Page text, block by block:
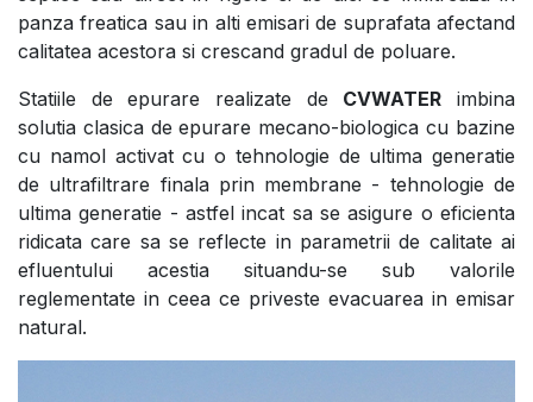
panza freatica sau in alti emisari de suprafata afectand
calitatea acestora si crescand gradul de poluare.
Statiile de epurare realizate de CVWATER imbina
solutia clasica de epurare mecano-biologica cu bazine
cu namol activat cu o tehnologie de ultima generatie
de ultrafiltrare finala prin membrane - tehnologie de
ultima generatie - astfel incat sa se asigure o eficienta
ridicata care sa se reflecte in parametrii de calitate ai
efluentului acestia situandu-se sub valorile
reglementate in ceea ce priveste evacuarea in emisar
natural.